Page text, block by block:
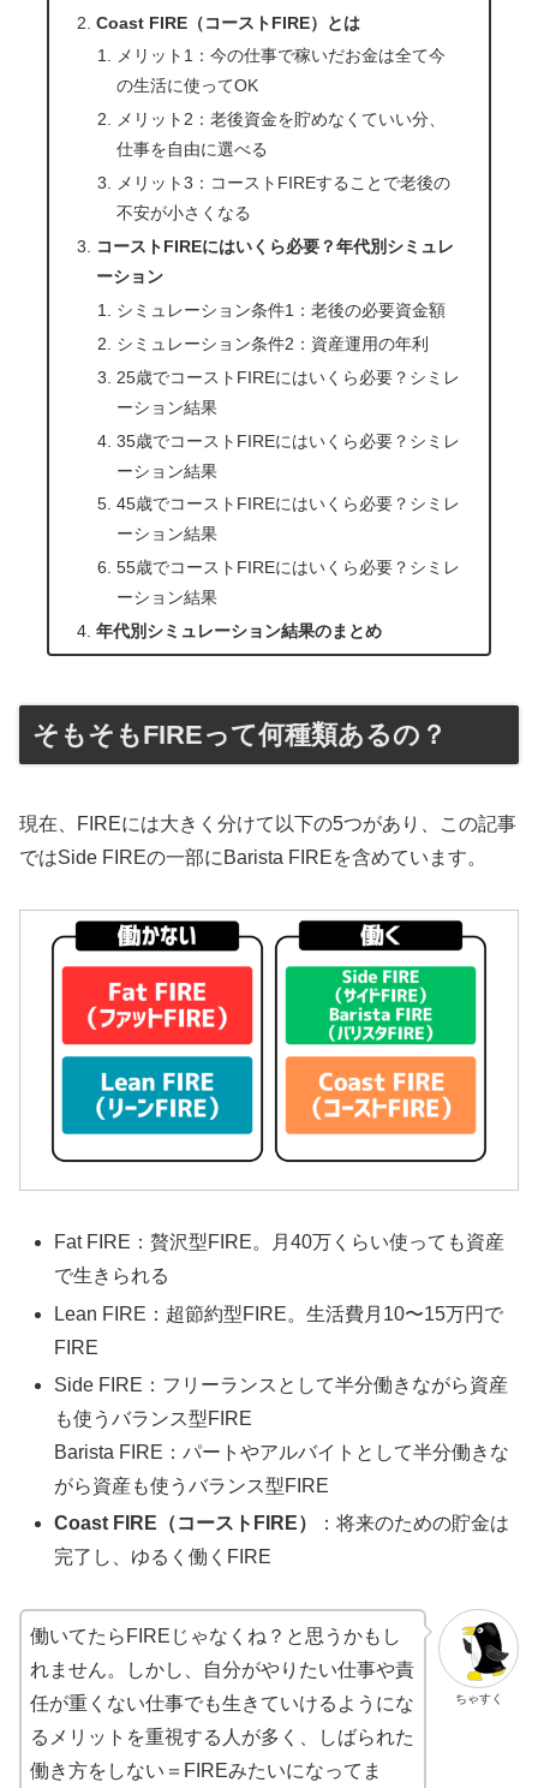
Coast FIRE（コーストFIRE）とは
メリット1：今の仕事で稼いだお金は全て今
の生活に使ってOK
メリット2：老後資金を貯めなくていい分、
仕事を自由に選べる
メリット3：コーストFIREすることで老後の
不安が小さくなる
コーストFIREにはいくら必要？年代別シミュレ
ーション
シミュレーション条件1：老後の必要資金額
シミュレーション条件2：資産運用の年利
25歳でコーストFIREにはいくら必要？シミレ
ーション結果
35歳でコーストFIREにはいくら必要？シミレ
ーション結果
45歳でコーストFIREにはいくら必要？シミレ
ーション結果
55歳でコーストFIREにはいくら必要？シミレ
ーション結果
年代別シミュレーション結果のまとめ
そもそもFIREって何種類あるの？
現在、FIREには大きく分けて以下の5つがあり、この記事
ではSide FIREの一部にBarista FIREを含めています。
Fat FIRE：贅沢型FIRE。月40万くらい使っても資産
で生きられる
Lean FIRE：超節約型FIRE。生活費月10〜15万円で
FIRE
Side FIRE：フリーランスとして半分働きながら資産
も使うバランス型FIRE
Barista FIRE：パートやアルバイトとして半分働きな
がら資産も使うバランス型FIRE
Coast FIRE（コーストFIRE）
：将来のための貯金は
完了し、ゆるく働くFIRE
ちゃすく
働いてたらFIREじゃなくね？と思うかもし
れません。しかし、自分がやりたい仕事や責
任が重くない仕事でも生きていけるようにな
るメリットを重視する人が多く、しばられた
働き方をしない＝FIREみたいになってま